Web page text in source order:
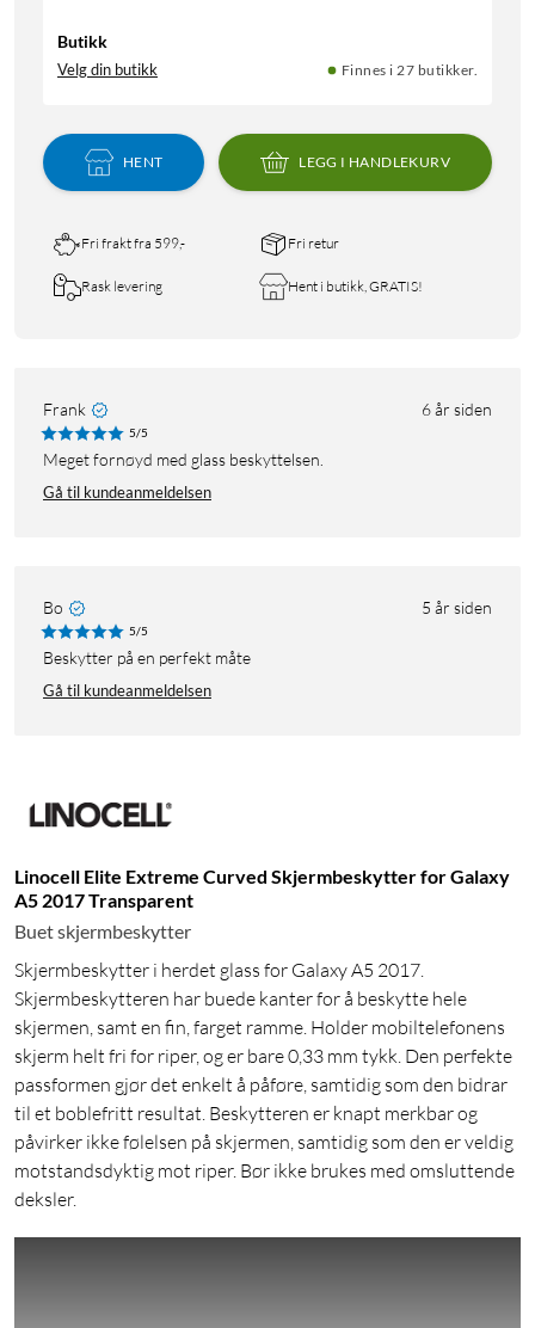
Butikk
Velg din butikk Finnes i 27 butikker.
HENT LEGG I HANDLEKURV
Fri frakt fra 599,- Fri retur
Rask levering Hent i butikk, GRATIS!
Frank 6 år siden
5/5
Meget fornøyd med glass beskyttelsen.
Gå til kundeanmeldelsen
Bo 5 år siden
5/5
Beskytter på en perfekt måte
Gå til kundeanmeldelsen
Linocell Elite Extreme Curved Skjermbeskytter for Galaxy
A5 2017 Transparent
Buet skjermbeskytter
Skjermbeskytter i herdet glass for Galaxy A5 2017.
Skjermbeskytteren har buede kanter for å beskytte hele
skjermen, samt en fin, farget ramme. Holder mobiltelefonens
skjerm helt fri for riper, og er bare 0,33 mm tykk. Den perfekte
passformen gjør det enkelt å påføre, samtidig som den bidrar
til et boblefritt resultat. Beskytteren er knapt merkbar og
påvirker ikke følelsen på skjermen, samtidig som den er veldig
motstandsdyktig mot riper. Bør ikke brukes med omsluttende
deksler.